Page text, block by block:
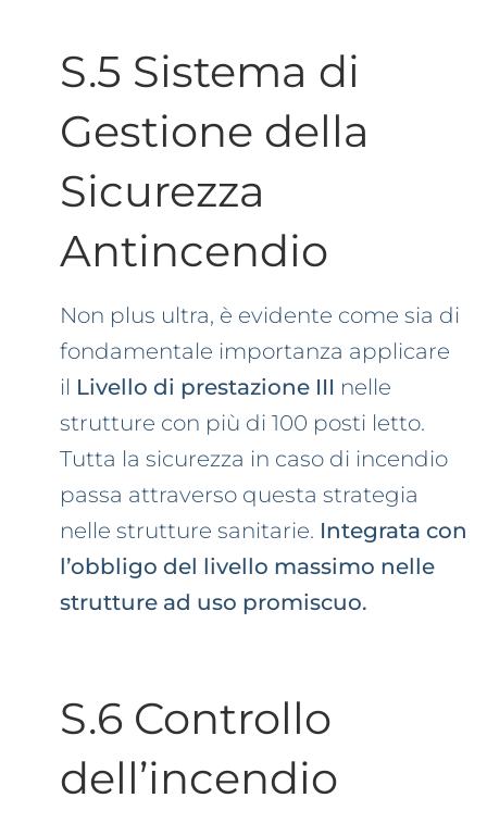
S.5 Sistema di
Gestione della
Sicurezza
Antincendio
Non plus ultra, è evidente come sia di
fondamentale importanza applicare
il Livello di prestazione III nelle
strutture con più di 100 posti letto.
Tutta la sicurezza in caso di incendio
passa attraverso questa strategia
nelle strutture sanitarie. Integrata con
l’obbligo del livello massimo nelle
strutture ad uso promiscuo.
S.6 Controllo
dell’incendio